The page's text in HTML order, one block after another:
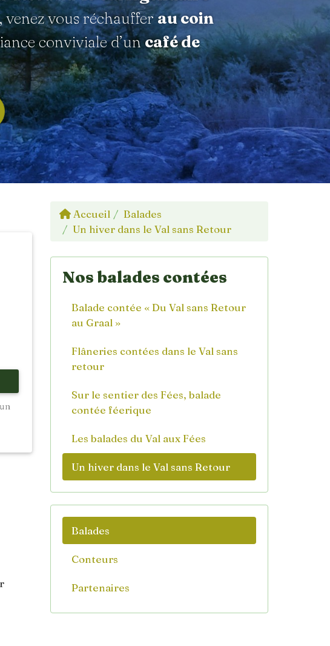
venez vous réchaufferau coin
conviviale d’uncafé de
Accueil
Balades
Un hiver dans le Val sans Retour
Nos balades contées
Balade contée « Du Val sans Retour
au Graal »
Flâneries contées dans le Val sans
retour
Sur le sentier des Fées, balade
contée féerique
Les balades du Val aux Fées
Un hiver dans le Val sans Retour
Balades
Conteurs
Partenaires